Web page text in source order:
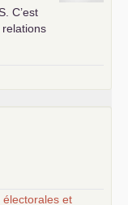
. C’est
relations
et